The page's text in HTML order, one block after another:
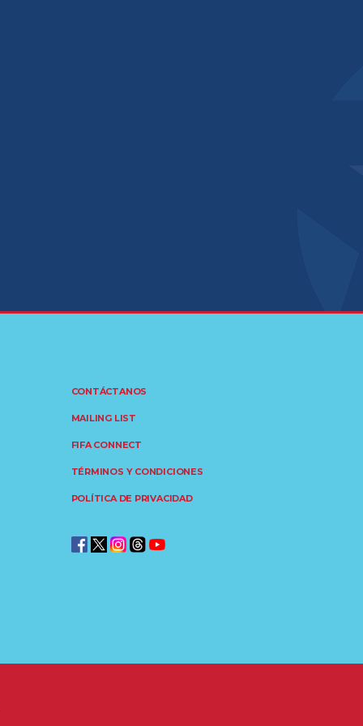
CONTÁCTANOS
MAILING LIST
FIFA CONNECT
TÉRMINOS Y CONDICIONES
POLÍTICA DE PRIVACIDAD